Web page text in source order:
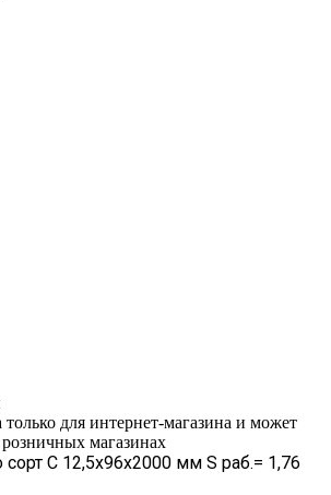
для интернет-магазина и может
магазинах
сорт С 12,5х96х2000 мм S раб.= 1,76